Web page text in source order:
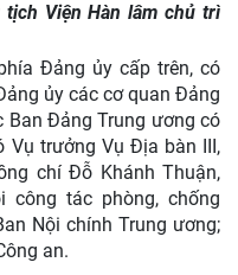
Viện Hàn lâm chủ trì
Đảng ủy cấp trên, có
ủy các cơ quan Đảng
Ban Đảng Trung ương có
Vụ trưởng Vụ Địa bàn III,
chí Đỗ Khánh Thuận,
công tác phòng, chống
Nội chính Trung ương;
an.